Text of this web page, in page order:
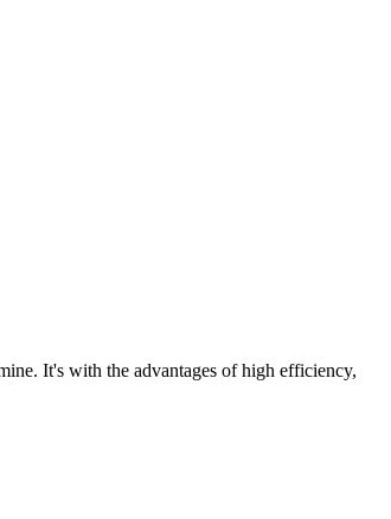
It's with the advantages of high efficiency,